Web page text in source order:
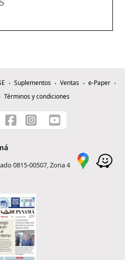
Suplementos Ventas
e-Paper
Términos y condiciones
0815-00507, Zona 4